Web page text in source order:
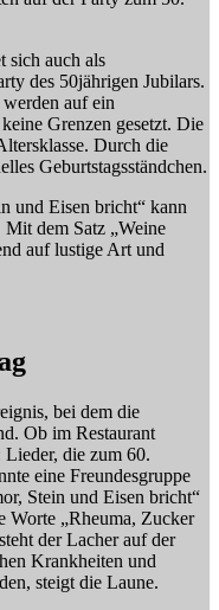
sich auch als
des 50jährigen Jubilars.
auf ein
Grenzen gesetzt. Die
Durch die
Geburtstagsständchen.
und Eisen bricht“ kann
dem Satz „Weine
auf lustige Art und
bei dem die
Ob im Restaurant
die zum 60.
eine Freundesgruppe
Stein und Eisen bricht“
Worte „Rheuma, Zucker
der Lacher auf der
Krankheiten und
steigt die Laune.